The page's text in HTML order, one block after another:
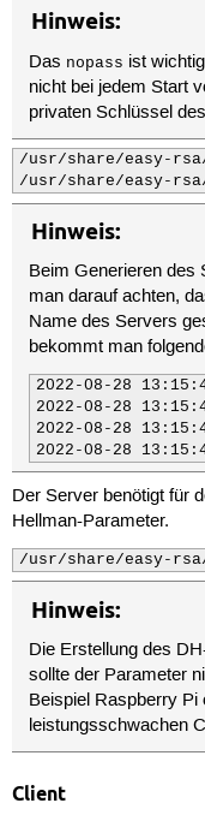
Hinweis:
Das nopass ist
nicht bei jedem Start
privaten Schlüssel
/usr/share/easy-
/usr/share/easy-
Hinweis:
Beim Generieren des
man darauf achten,
Name des Servers
bekommt man
2022-08-28
2022-08-28
2022-08-28
2022-08-28
Der Server benötigt für
Hellman-Parameter.
/usr/share/easy-
Hinweis:
Die Erstellung des
sollte der Parameter
Beispiel Raspberry Pi
leistungsschwachen
Client